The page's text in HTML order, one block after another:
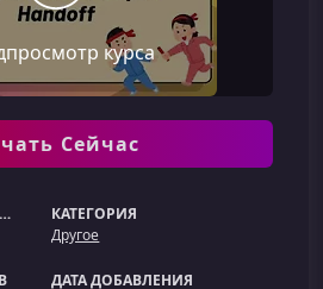
курса
Сейчас
ПРОДОЛЖИТЕЛЬНОСТЬ
КАТЕГОРИЯ
Другое
ДАТА ДОБАВЛЕНИЯ